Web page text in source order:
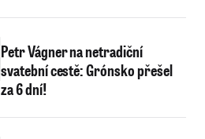
Petr Vágner na netradiční
svatební cestě: Grónsko přešel
za 6 dní!